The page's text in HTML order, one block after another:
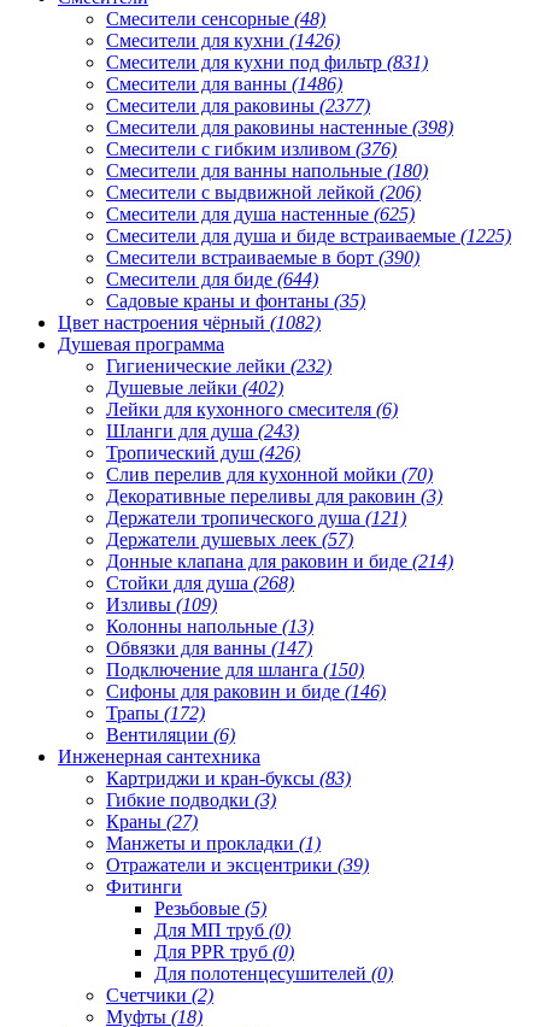
Смесители сенсорные (48)
Смесители для кухни (1426)
Смесители для кухни под фильтр (831)
Смесители для ванны (1486)
Смесители для раковины (2377)
Смесители для раковины настенные (398)
Смесители с гибким изливом (376)
Смесители для ванны напольные (180)
Смесители с выдвижной лейкой (206)
Смесители для душа настенные (625)
Смесители для душа и биде встраиваемые (1225)
Смесители встраиваемые в борт (390)
Смесители для биде (644)
Садовые краны и фонтаны (35)
Цвет настроения чёрный (1082)
Душевая программа
Гигиенические лейки (232)
Душевые лейки (402)
Лейки для кухонного смесителя (6)
Шланги для душа (243)
Тропический душ (426)
Слив перелив для кухонной мойки (70)
Декоративные переливы для раковин (3)
Держатели тропического душа (121)
Держатели душевых леек (57)
Донные клапана для раковин и биде (214)
Стойки для душа (268)
Изливы (109)
Колонны напольные (13)
Обвязки для ванны (147)
Подключение для шланга (150)
Сифоны для раковин и биде (146)
Трапы (172)
Вентиляции (6)
Инженерная сантехника
Картриджи и кран-буксы (83)
Гибкие подводки (3)
Краны (27)
Манжеты и прокладки (1)
Отражатели и эксцентрики (39)
Фитинги
Резьбовые (5)
Для МП труб (0)
Для PPR труб (0)
Для полотенцесушителей (0)
Счетчики (2)
Муфты (18)